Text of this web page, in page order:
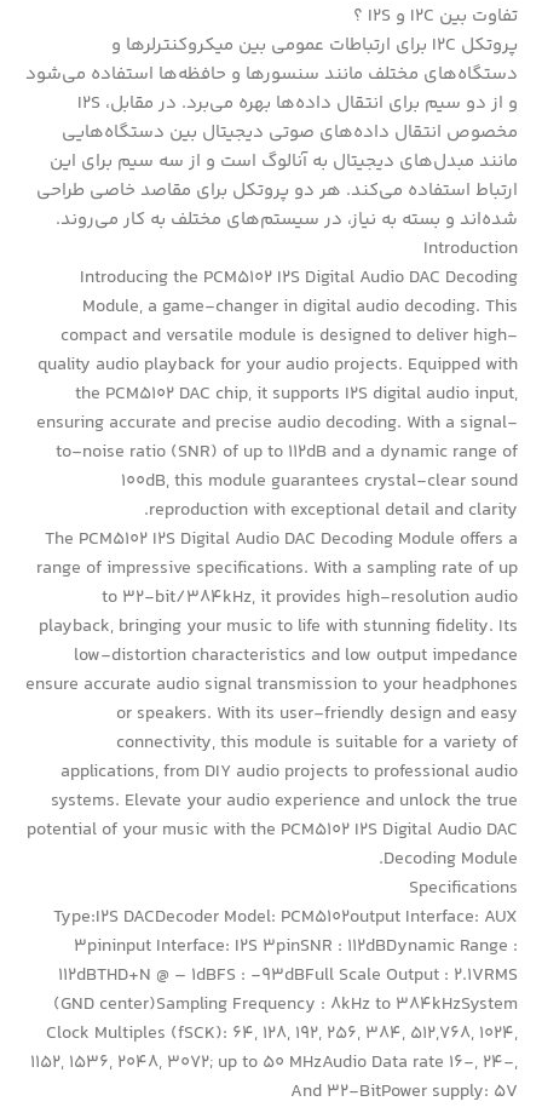
تفاوت بین I2C و I2S ؟
پروتکل I2C برای ارتباطات عمومی بین میکروکنترلرها و
دستگاه‌های مختلف مانند سنسورها و حافظه‌ها استفاده می‌شود
و از دو سیم برای انتقال داده‌ها بهره می‌برد. در مقابل، I2S
مخصوص انتقال داده‌های صوتی دیجیتال بین دستگاه‌هایی
مانند مبدل‌های دیجیتال به آنالوگ است و از سه سیم برای این
ارتباط استفاده می‌کند. هر دو پروتکل برای مقاصد خاصی طراحی
شده‌اند و بسته به نیاز، در سیستم‌های مختلف به کار می‌روند.
Introduction
Introducing the PCM5102 I2S Digital Audio DAC Decoding
Module, a game-changer in digital audio decoding. This
compact and versatile module is designed to deliver high-
quality audio playback for your audio projects. Equipped with
the PCM5102 DAC chip, it supports I2S digital audio input,
ensuring accurate and precise audio decoding. With a signal-
to-noise ratio (SNR) of up to 112dB and a dynamic range of
100dB, this module guarantees crystal-clear sound
reproduction with exceptional detail and clarity.
The PCM5102 I2S Digital Audio DAC Decoding Module offers a
range of impressive specifications. With a sampling rate of up
to 32-bit/384kHz, it provides high-resolution audio
playback, bringing your music to life with stunning fidelity. Its
low-distortion characteristics and low output impedance
ensure accurate audio signal transmission to your headphones
or speakers. With its user-friendly design and easy
connectivity, this module is suitable for a variety of
applications, from DIY audio projects to professional audio
systems. Elevate your audio experience and unlock the true
potential of your music with the PCM5102 I2S Digital Audio DAC
Decoding Module.
Specifications
Type:I2S DACDecoder Model: PCM5102output Interface: AUX
3pininput Interface: I2S 3pinSNR : 112dBDynamic Range :
112dBTHD+N @ – 1dBFS : -93dBFull Scale Output : 2.1VRMS
(GND center)Sampling Frequency : 8kHz to 384kHzSystem
Clock Multiples (fSCK): 64, 128, 192, 256, 384, 512,768, 1024,
1152, 1536, 2048, 3072; up to 50 MHzAudio Data rate 16-, 24-,
And 32-BitPower supply: 5V